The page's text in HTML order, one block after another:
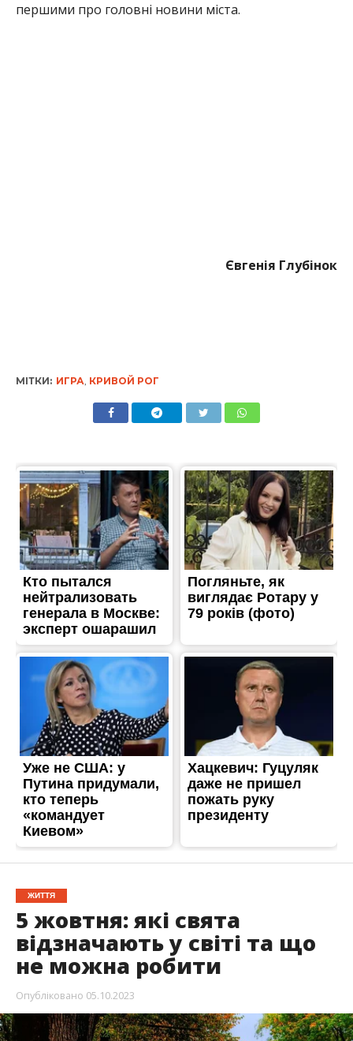
першими про головні новини міста.
Євгенія Глубінок
МІТКИ: ИГРА КРИВОЙ РОГ
ЖИТТЯ
5 жовтня: які свята
відзначають у світі та що
не можна робити
Опубліковано 05.10.2023